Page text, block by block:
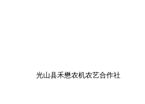
光山县禾懋农机农艺合作社